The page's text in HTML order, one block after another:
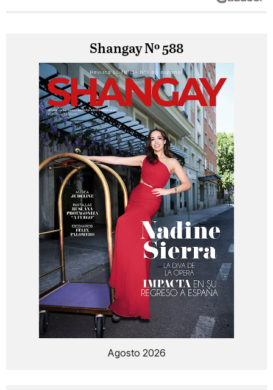
Shangay Nº 588
Agosto 2026